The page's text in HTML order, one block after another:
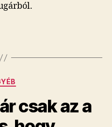
Kategóriák
csak az a